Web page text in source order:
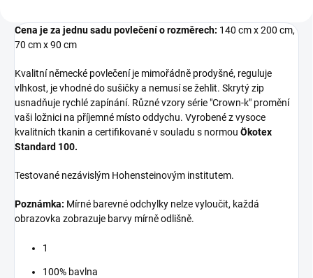
Cena je za jednu sadu povlečení o rozměrech: 140 cm x 200 cm,
70 cm x 90 cm
Kvalitní německé povlečení je mimořádně prodyšné, reguluje
vlhkost, je vhodné do sušičky a nemusí se žehlit. Skrytý zip
usnadňuje rychlé zapínání. Různé vzory série "Crown-k" promění
vaši ložnici na příjemné místo oddychu. Vyrobené z vysoce
kvalitních tkanin a certifikované v souladu s normou Ökotex
Standard 100.
Testované nezávislým Hohensteinovým institutem.
Poznámka: Mírné barevné odchylky nelze vyloučit, každá
obrazovka zobrazuje barvy mírně odlišně.
1
100% bavlna